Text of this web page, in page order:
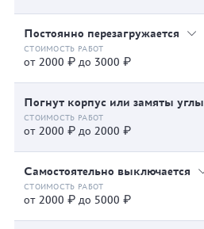
Постоянно перезагружается
от 2000 ₽ до 3000 ₽
Погнут корпус или замяты углы
от 2000 ₽ до 2000 ₽
Самостоятельно выключается
от 2000 ₽ до 5000 ₽